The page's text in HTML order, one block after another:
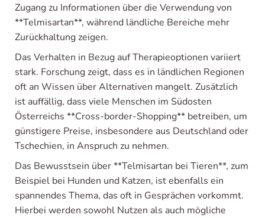
Zugang zu Informationen über die Verwendung von
**Telmisartan**, während ländliche Bereiche mehr
Zurückhaltung zeigen.
Das Verhalten in Bezug auf Therapieoptionen variiert
stark. Forschung zeigt, dass es in ländlichen Regionen
oft an Wissen über Alternativen mangelt. Zusätzlich
ist auffällig, dass viele Menschen im Südosten
Österreichs **Cross-border-Shopping** betreiben, um
günstigere Preise, insbesondere aus Deutschland oder
Tschechien, in Anspruch zu nehmen.
Das Bewusstsein über **Telmisartan bei Tieren**, zum
Beispiel bei Hunden und Katzen, ist ebenfalls ein
spannendes Thema, das oft in Gesprächen vorkommt.
Hierbei werden sowohl Nutzen als auch mögliche